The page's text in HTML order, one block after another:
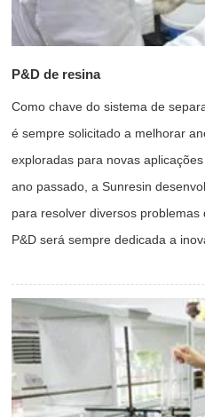
P&D de resina
Como chave do sistema de
é sempre solicitado a melhorar
exploradas para novas
ano passado, a Sunresin
para resolver diversos
P&D será sempre dedicada a